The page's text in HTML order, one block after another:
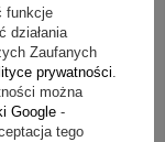
funkcje
działania
Zaufanych
prywatności.
można
Google -
tego